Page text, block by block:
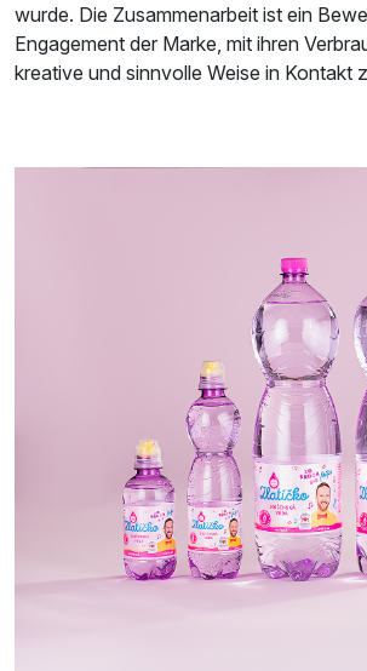
wurde. Die Zusammenarbeit ist ein
Engagement der Marke, mit ihren
kreative und sinnvolle Weise in Kontakt